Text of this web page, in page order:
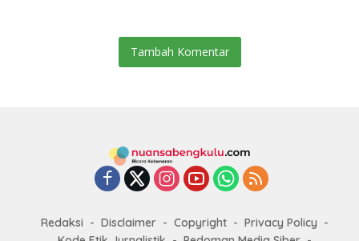
Tambah Komentar
Redaksi Disclaimer Copyright
Privacy Policy